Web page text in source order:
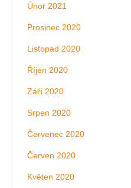
Únor 2021
Prosinec 2020
Listopad 2020
Říjen 2020
Září 2020
Srpen 2020
Červenec 2020
Červen 2020
Květen 2020